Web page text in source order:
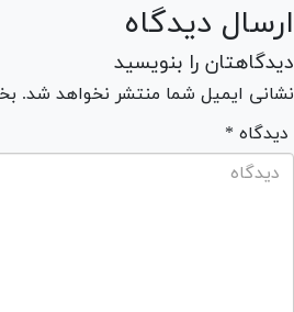
ارسال دیدگاه
دیدگاهتان را بنویسید
نشانی ایمیل شما منتشر نخواهد شد.
* دیدگاه